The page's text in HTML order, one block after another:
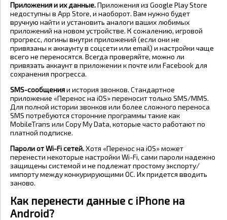
Приложения и их данные.Приложения из Google Play Store
недоступны в App Store, и наоборот. Вам нужно будет
вручную найти и установить аналоги ваших любимых
приложений на новом устройстве. К сожалению, игровой
прогресс, логины внутри приложений (если они не
привязаны к аккаунту в соцсети или email) и настройки чаще
всего не переносятся. Всегда проверяйте, можно ли
привязать аккаунт в приложении к почте или Facebook для
сохранения прогресса.
SMS-сообщенияи история звонков. Стандартное
приложение «Перенос на iOS» переносит только SMS/MMS.
Для полной истории звонков или более сложного переноса
SMS потребуются сторонние программы такие как
MobileTrans или Copy My Data, которые часто работают по
платной подписке.
Пароли от Wi-Fi сетей.Хотя «Перенос на iOS» может
перенести некоторые настройки Wi-Fi, сами пароли надежно
защищены системой и не подлежат простому экспорту/
импорту между конкурирующими ОС. Их придется вводить
заново.
Как перенести данные с iPhone на
Android?